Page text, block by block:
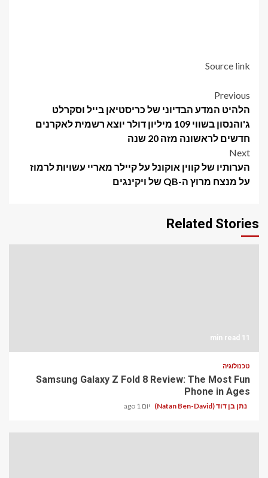
Source link
Post
navigation
Previous
הלהיט המדע הבדיוני של כריסטיאן בייל וסקרלט
ג'והנסון בשווי 109 מיליון דולר יוצא רשמית לאקרנים
חדשים לראשונה מזה 20 שנה
Next
הערותיו של קווין אוקונל על קיילר מאריי עשויות לרמוז
על מנצח מרוץ ה-QB של ויקינגים
Related Stories
11 min read
טכנולוגיה
Samsung Galaxy Z Fold 8 Review: The Most Fun
Phone in Ages
נתן בן דוד (Natan Ben-David) יום 1 ago